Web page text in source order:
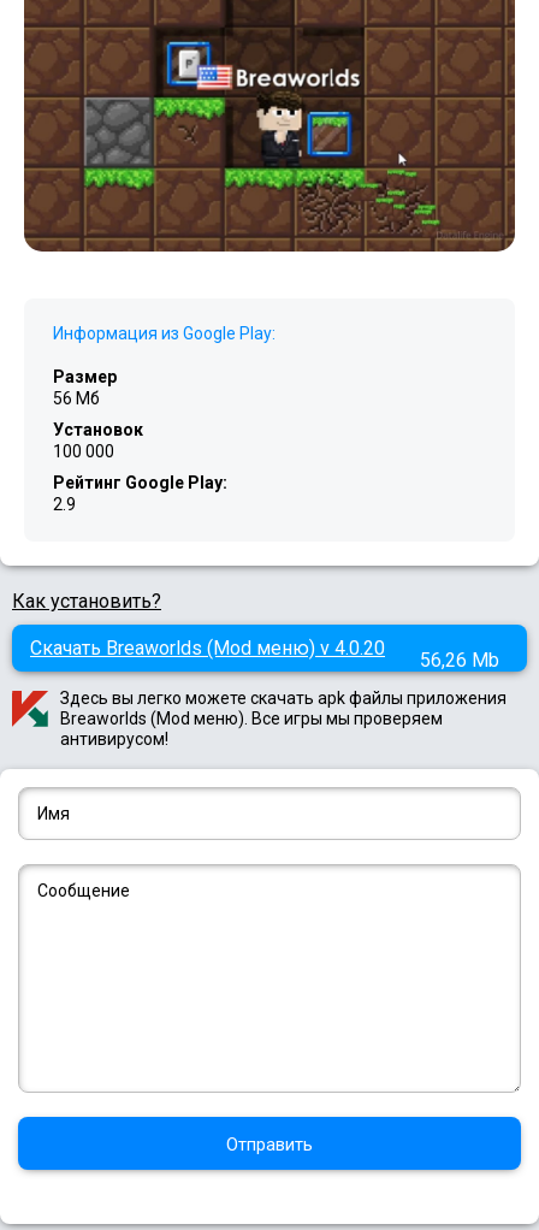
Информация из Google Play:
Размер
56 Мб
Установок
100 000
Рейтинг Google Play:
2.9
Как установить?
Скачать Breaworlds (Mod меню) v 4.0.20
56,26 Mb
Здесь вы легко можете скачать apk файлы приложения
Breaworlds (Mod меню). Все игры мы проверяем
антивирусом!
Отправить